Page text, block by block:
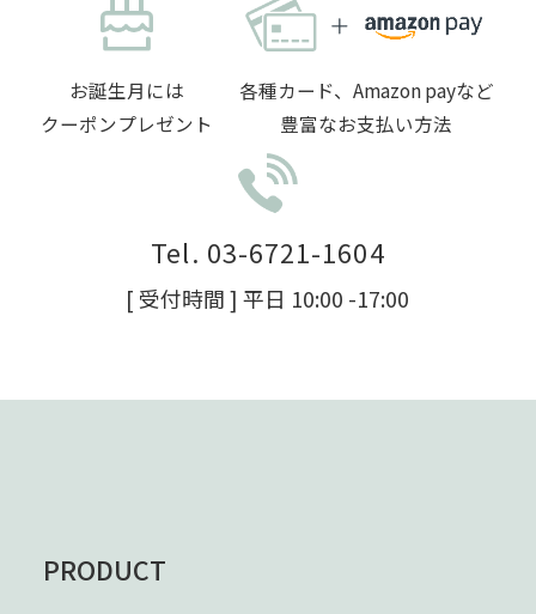
お誕生月には
クーポンプレゼント
各種カード、Amazon payなど
豊富なお支払い方法
Tel. 03-6721-1604
[ 受付時間 ] 平日 10:00 -17:00
PRODUCT